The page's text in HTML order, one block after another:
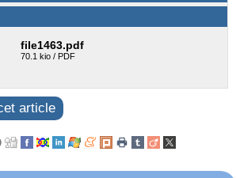
file1463.pdf
70.1 kio / PDF
article